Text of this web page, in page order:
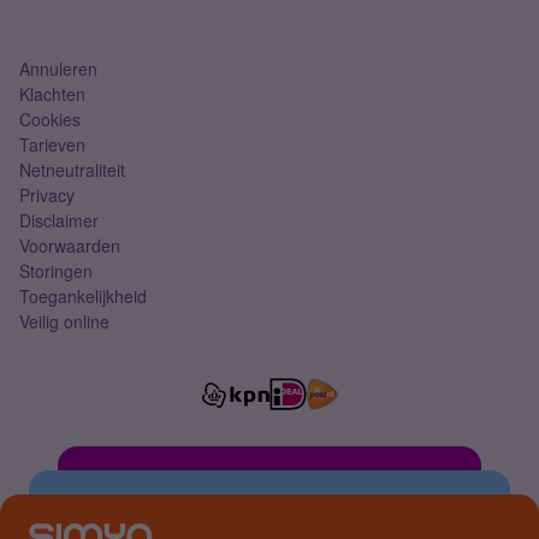
Annuleren
Klachten
Cookies
Tarieven
Netneutraliteit
Privacy
Disclaimer
Voorwaarden
Storingen
Toegankelijkheid
Veilig online